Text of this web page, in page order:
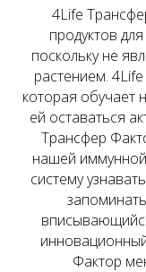
4Life
продуктов
поскольку не
растением.
которая обучает
ей оставаться
Трансфер
нашей
систему
Фактор